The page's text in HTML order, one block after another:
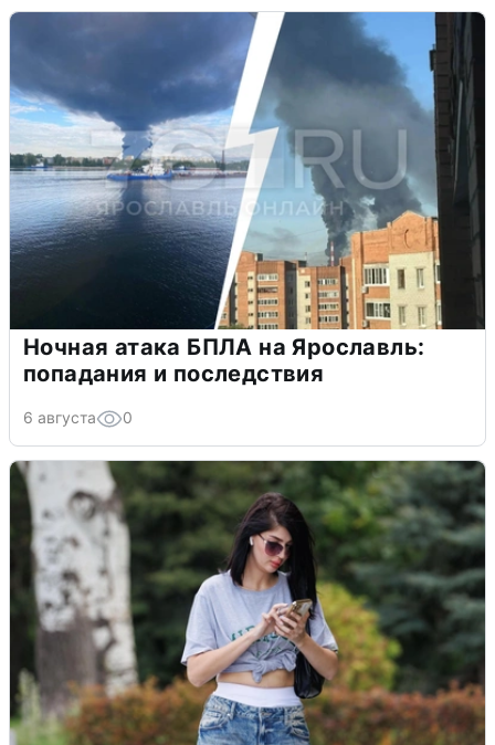
Ночная атака БПЛА на Ярославль:
попадания и последствия
6 августа 0